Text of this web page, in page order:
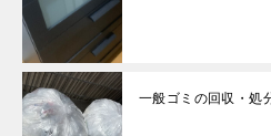
一般ゴミの回収・